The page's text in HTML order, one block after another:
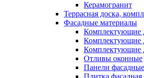
Керамогранит
Террасная доска,
Фасадные материалы
Комплектующие
Комплектующие
Комплектующие
Отливы оконные
Панели
Плитка фасадная